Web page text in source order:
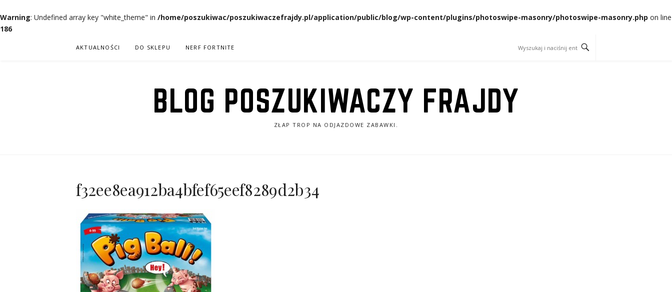
Warning: Undefined array key "white_theme" in /home/poszukiwac/poszukiwaczefrajdy.pl/application/public/blog/wp-content/plugins/photoswipe-masonry/photoswipe-masonry.php on line
186
AKTUALNOŚCI DO SKLEPU NERF FORTNITE
BLOG POSZUKIWACZY FRAJDY
ZŁAP TROP NA ODJAZDOWE ZABAWKI.
f32ee8ea912ba4bfef65eef8289d2b34